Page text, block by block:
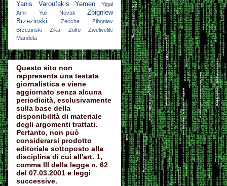
Yanis Varoufakis Yemen
Yigal
Amir
Yuli Novak
Zbigniew
Brzezinski
Zecche
Zibgniev
Brzezinski
Zika Zolfo
Zwelivelile
Mandela
Questo sito non
rappresenta una testata
giornalistica e viene
aggiornato senza alcuna
periodicità, esclusivamente
sulla base della
disponibilità di materiale
degli argomenti trattati.
Pertanto, non può
considerarsi prodotto
editoriale sottoposto alla
disciplina di cui all'art. 1,
comma III della legge n. 62
del 07.03.2001 e leggi
successive.